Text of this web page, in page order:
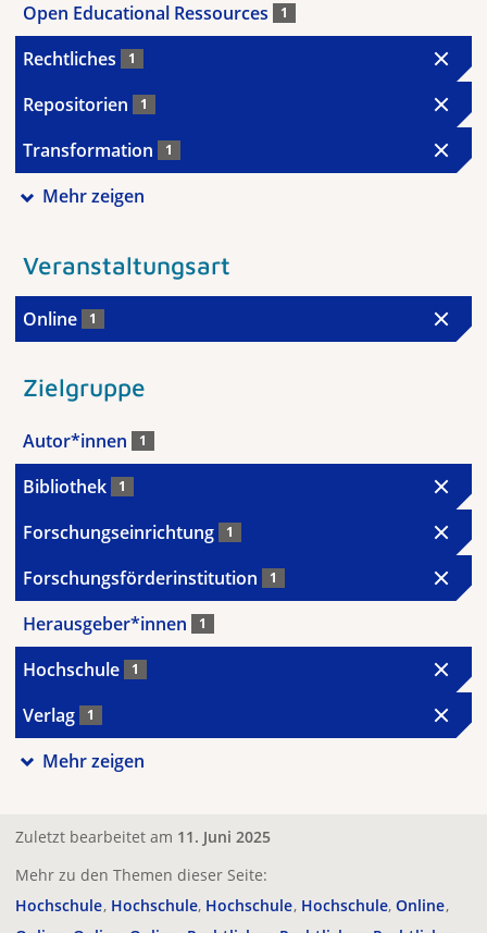
Open Educational Ressources 1
Rechtliches 1
Repositorien 1
Transformation 1
Mehr zeigen
Veranstaltungsart
Online 1
Zielgruppe
Autor*innen 1
Bibliothek 1
Forschungseinrichtung 1
Forschungsförderinstitution 1
Herausgeber*innen 1
Hochschule 1
Verlag 1
Mehr zeigen
Zuletzt bearbeitet am 11. Juni 2025
Mehr zu den Themen dieser Seite:
Hochschule Hochschule Hochschule Hochschule Online